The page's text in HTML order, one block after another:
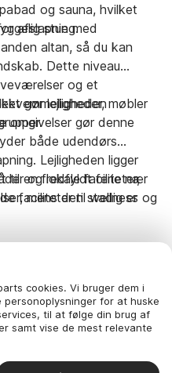
cookies. Vi bruger dem i
for at huske
til at følge din brug af
samt vise de mest relevante
acceptere.
og sauna, hvilket
afslapning.
stue med
altan, så du kan
Dette niveau
og et
gør lejlighedenmøbler
omgivelser gør denne
både udendørs
Lejligheden ligger
og lokale faciliteter,
mens den stadig er
til en fredfyldt ferie nær
faciliteter til wellness og